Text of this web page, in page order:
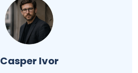
Casper Ivor